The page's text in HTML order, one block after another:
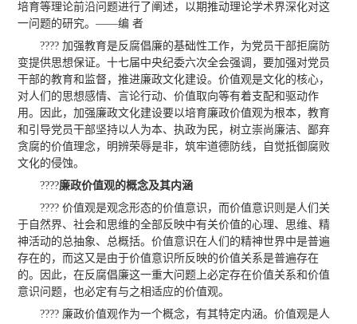
培育等理论前沿问题进行了阐述，以期推动理论学术界深化对这
一问题的研究。——编 者
???? 加强教育是反腐倡廉的基础性工作，为党员干部拒腐防
变提供思想保证。十七届中央纪委六次全会强调，要加强对党员
干部的教育和监督，推进廉政文化建设。价值观是文化的核心，
对人们的思想感情、言论行动、价值取向等有着支配和驱动作
用。因此，加强廉政文化建设要以培育廉政价值观为根本，教育
和引导党员干部坚持以人为本、执政为民，树立崇尚廉洁、鄙弃
贪腐的价值理念，明辨荣辱是非，筑牢道德防线，自觉抵御腐败
文化的侵蚀。
????廉政价值观的概念及其内涵
???? 价值观是观念形态的价值意识，而价值意识则是人们关
于自然界、社会和思维的全部反映中有关价值的心理、思维、精
神活动的总抽象、总概括。价值意识在人们的精神世界中是普遍
存在的，而这又是由于价值意识所反映的价值关系是普遍存在
的。因此，在反腐倡廉这一重大问题上必定存在价值关系和价值
意识问题，也必定有与之相适应的价值观。
???? 廉政价值观作为一个概念，有其特定内涵。价值观是人